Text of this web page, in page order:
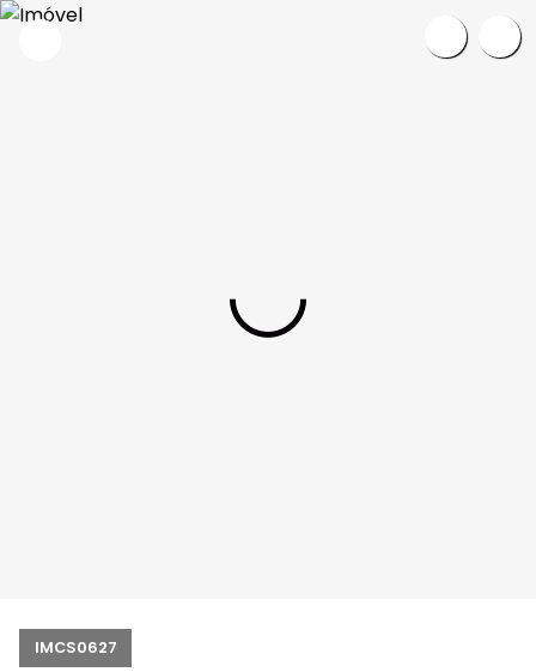
IMCS0627